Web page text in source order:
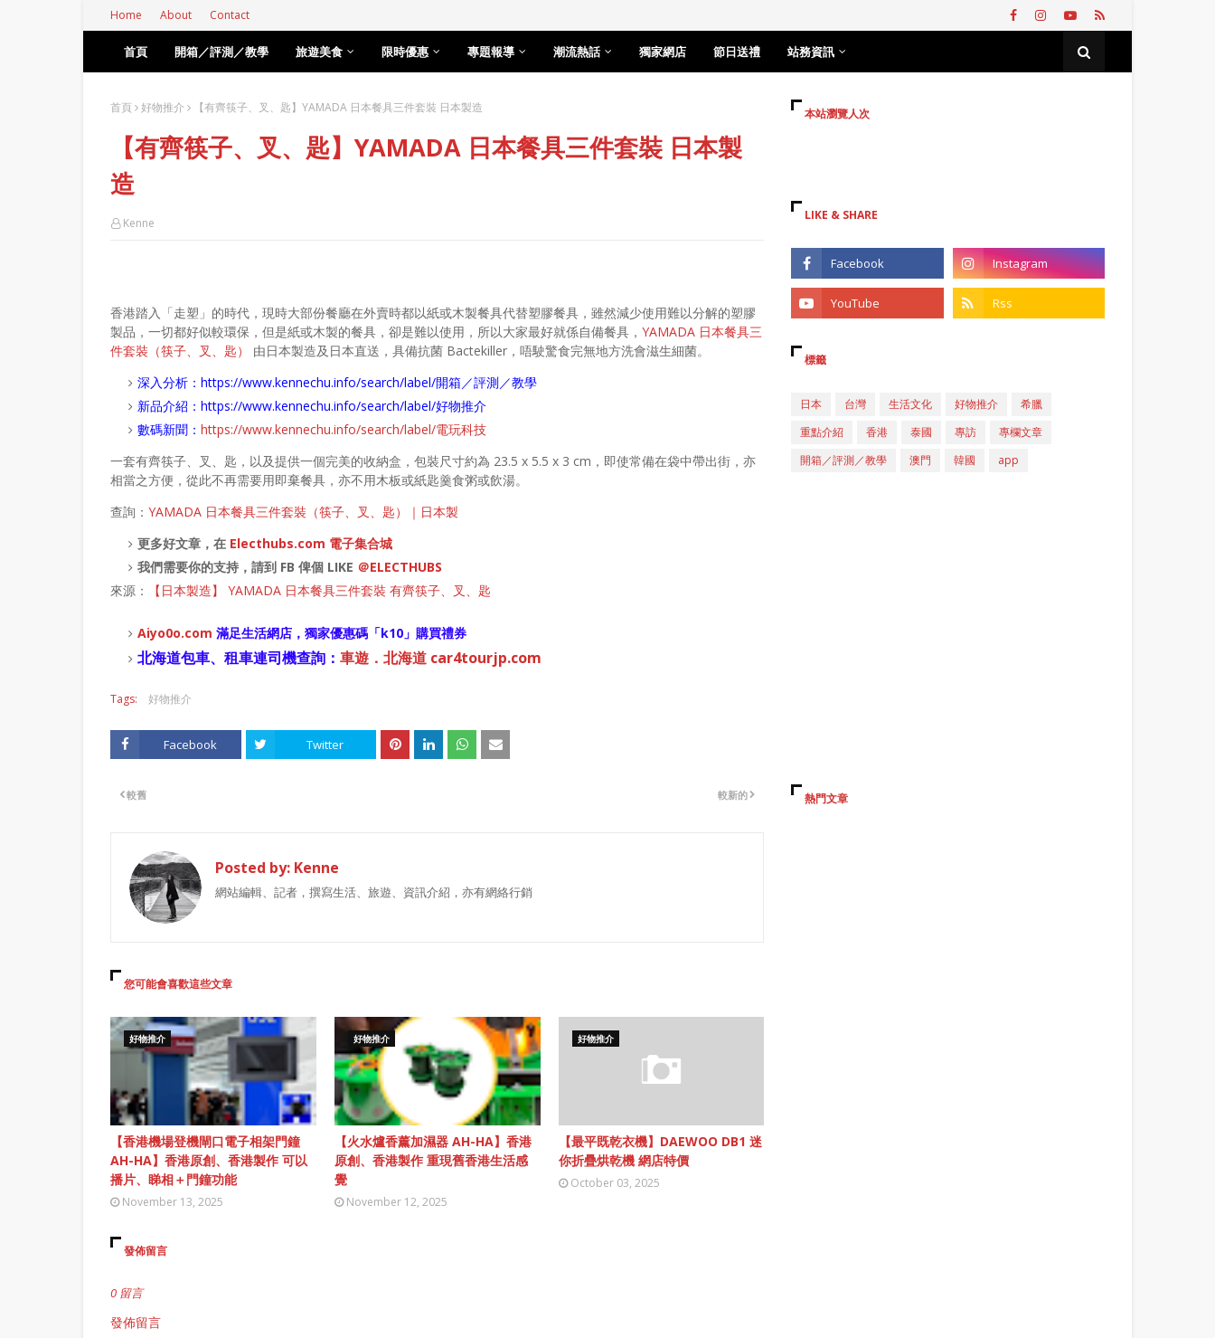
Home About Contact
首頁 開箱／評測／教學 旅遊美食 限時優惠 專題報導 潮流熱話 獨家網店 節日送禮 站務資訊
首頁 好物推介 【有齊筷子、叉、匙】YAMADA 日本餐具三件套裝 日本製造
【有齊筷子、叉、匙】YAMADA 日本餐具三件套裝 日本製
造
Kenne
香港踏入「走塑」的時代，現時大部份餐廳在外賣時都以紙或木製餐具代替塑膠餐具，雖然減少使用難以分解的塑膠
製品，一切都好似較環保，但是紙或木製的餐具，卻是難以使用，所以大家最好就係自備餐具， YAMADA 日本餐具三
件套裝（筷子、叉、匙）
由日本製造及日本直送，具備抗菌 Bactekiller，唔駛驚食完無地方洗會滋生細菌。
深入分析： https://www.kennechu.info/search/label/開箱／評測／教學
新品介紹： https://www.kennechu.info/search/label/好物推介
數碼新聞： https://www.kennechu.info/search/label/電玩科技
一套有齊筷子、叉、匙，以及提供一個完美的收納盒，包裝尺寸約為 23.5 x 5.5 x 3 cm，即使常備在袋中帶出街，亦
相當之方便，從此不再需要用即棄餐具，亦不用木板或紙匙羹食粥或飲湯。
查詢： YAMADA 日本餐具三件套裝（筷子、叉、匙）｜日本製
更多好文章，在 Electhubs.com 電子集合城
我們需要你的支持，請到 FB 俾個 LIKE ＠ELECTHUBS
來源：
【日本製造】 YAMADA 日本餐具三件套裝 有齊筷子、叉、匙
Aiyo0o.com 滿足生活網店， 獨家優惠碼「k10 」購買禮券
北海道包車、租車連司機查詢： 車遊．北海道 car4tourjp.com
Tags: 好物推介
Facebook Twitter
較新的
較舊
Posted by: Kenne
網站編輯、記者，撰寫生活、旅遊、資訊介紹，亦有網絡行銷
您可能會喜歡這些文章
好物推介
【香港機場登機閘口電子相架門鐘
AH-HA】香港原創、香港製作 可以
播片、睇相＋門鐘功能
November 13, 2025
好物推介
【火水爐香薰加濕器 AH-HA】香港
原創、香港製作 重現舊香港生活感
覺
November 12, 2025
好物推介
【最平既乾衣機】DAEWOO DB1 迷
你折疊烘乾機 網店特價
October 03, 2025
發佈留言
0 留言
發佈留言
本站瀏覽人次
LIKE & SHARE
標籤
日本 台灣 生活文化 好物推介
希臘
重點介紹
香港 泰國 專訪
專欄文章
開箱／評測／教學
澳門 韓國 app
熱門文章